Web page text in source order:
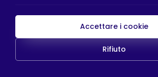
Pagamento HTS
Accettare i cookie
Rifiuto